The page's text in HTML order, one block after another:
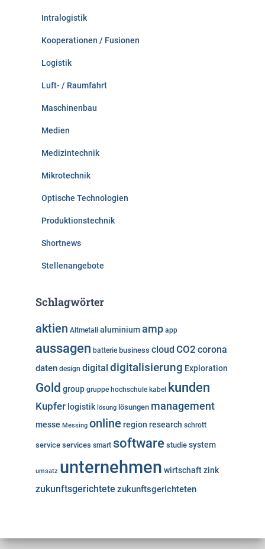
Intralogistik
Kooperationen / Fusionen
Logistik
Luft- / Raumfahrt
Maschinenbau
Medien
Medizintechnik
Mikrotechnik
Optische Technologien
Produktionstechnik
Shortnews
Stellenangebote
Schlagwörter
aktien Altmetall aluminiumamp app
aussagen batterie business cloud CO2 corona
daten design digital digitalisierung Exploration
Gold group gruppe hochschule kabel kunden
Kupfer logistik lösung lösungen management
messe Messing online region research schrott
service services smart software studie system
umsatz unternehmen wirtschaftzink
zukunftsgerichtete zukunftsgerichteten